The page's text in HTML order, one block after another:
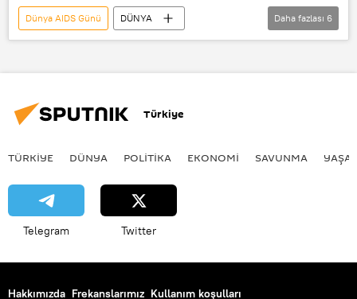
Dünya AIDS Günü
DÜNYA
Haberler
Güney Amerika
Daha fazlası 6
Türkiye
TÜRKIYE DÜNYA POLİTİKA EKONOMİ SAVUNMA
Telegram Twitter
Hakkımızda Frekanslarımız Kullanım koşulları